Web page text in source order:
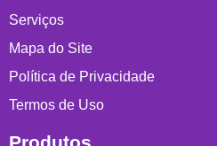
Serviços
Mapa do Site
Política de Privacidade
Termos de Uso
Produtos